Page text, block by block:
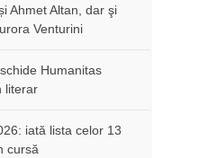
Ahmet Altan, dar şi
Venturini
Humanitas
literar
iată lista celor 13
cursă